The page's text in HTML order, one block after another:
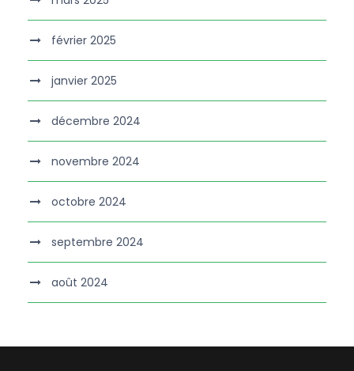
février 2025
janvier 2025
décembre 2024
novembre 2024
octobre 2024
septembre 2024
août 2024